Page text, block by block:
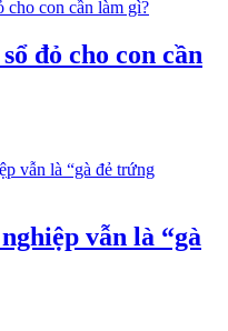
đỏ cho con cần
vẫn là “gà